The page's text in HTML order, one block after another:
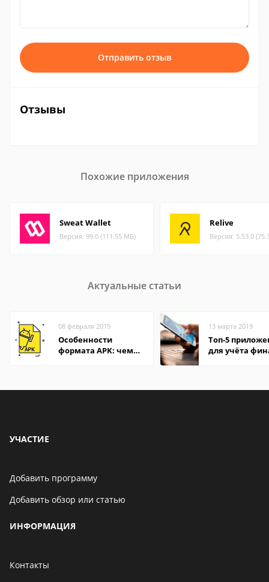
Отправить отзыв
Отзывы
Похожие приложения
Sweat Wallet
Версия: 99.0 (111.55 МБ)
Relive
Версия: 5.53.0
Актуальные статьи
08 февраля 2019
Особенности
формата APK: чем
13 марта 2019
Топ-5
для учёта
УЧАСТИЕ
Добавить программу
Добавить обзор или статью
ИНФОРМАЦИЯ
Контакты